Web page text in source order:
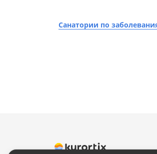
Санатории по